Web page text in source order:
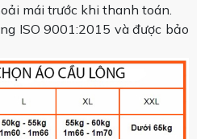
mái trước khi thanh toán.
ISO 9001:2015 và được bảo